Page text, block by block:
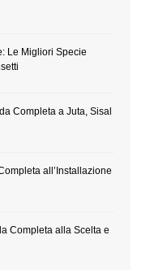
Le Migliori Specie
Completa a Juta, Sisal
all’Installazione
Completa alla Scelta e